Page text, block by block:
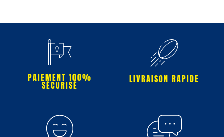
PAIEMENT 100%
SÉCURISÉ
LIVRAISON RAPIDE